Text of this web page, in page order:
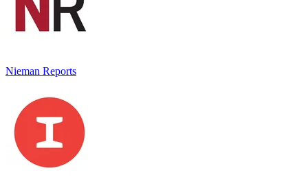
Nieman Reports